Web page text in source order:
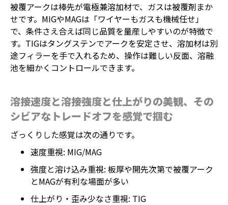
被覆アークは棒先が電極兼溶加材で、ガスは被覆剤まか
せです。MIGやMAGは「ワイヤーもガスも機械任せ」
で、条件さえ合えば同じ品質を量産しやすいのが特徴で
す。TIGはタングステンでアークを安定させ、溶加材は別
途フィラーを手で入れるため、操作は難しい反面、溶融
池を細かくコントロールできます。
溶接速度と溶接強度と仕上がりの美観、その
シビアなトレードオフを感覚で掴む
ざっくりした感覚は次の通りです。
速度重視: MIG/MAG
強度と溶け込み重視: 板厚や開先次第で被覆アーク
とMAGが有利な場面が多い
仕上がり・歪み少なさ重視: TIG